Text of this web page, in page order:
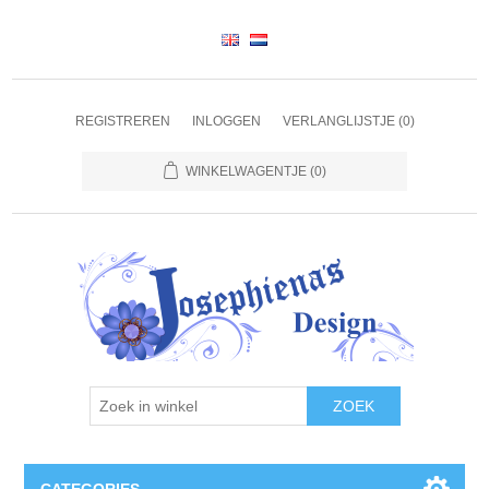
REGISTREREN INLOGGEN VERLANGLIJSTJE (0)
WINKELWAGENTJE (0)
ZOEK